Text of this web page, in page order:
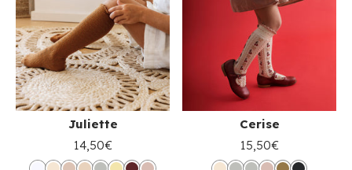
Juliette
14,50€
Cerise
15,50€